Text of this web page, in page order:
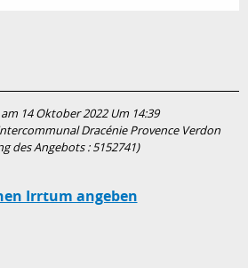
14 Oktober 2022 Um 14:39
Dracénie Provence Verdon
des Angebots :5152741)
Irrtum angeben